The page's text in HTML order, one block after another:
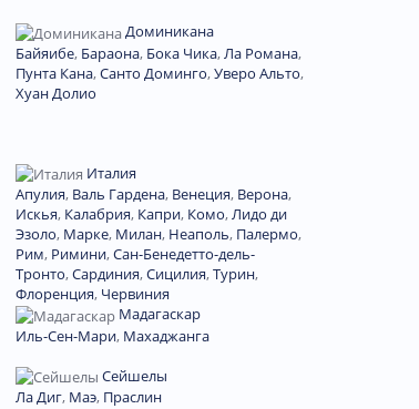
Доминиканa
Байяибе, Бараона, Бока Чика, Ла Романа,
Пунта Кана,Санто Доминго,Уверо Альто,
Хуан Долио
Италия
Апулия, Валь Гардена, Венеция, Верона,
Искья, Калабрия, Капри, Комо,Лидо ди
Эзоло, Марке, Милан, Неаполь, Палермо,
Рим, Римини,Сан-Бенедетто-дель-
Тронто,Сардиния,Сицилия,Турин,
Флоренция, Червиния
Мадагаскар
Иль-Сен-Мари, Махаджанга
Сейшелы
Ла Диг, Маэ, Праслин